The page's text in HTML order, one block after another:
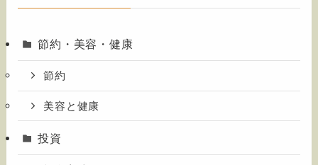
節約・美容・健康
節約
美容と健康
投資